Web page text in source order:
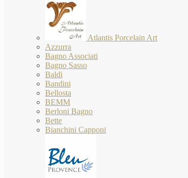
Atlantis Porcelain Art
Azzurra
Bagno Associati
Bagno Sasso
Baldi
Bandini
Bellosta
BEMM
Berloni Bagno
Bette
Bianchini Capponi